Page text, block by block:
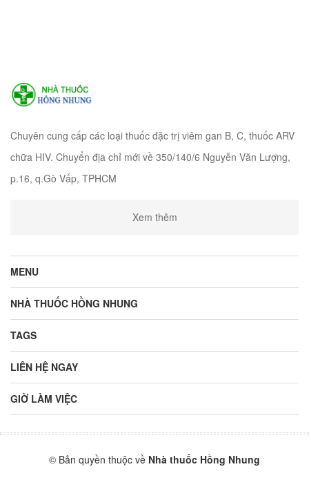
Chuyên cung cấp các loại thuốc đặc trị viêm gan B, C, thuốc ARV
chữa HIV. Chuyển địa chỉ mới về 350/140/6 Nguyễn Văn Lượng,
p.16, q.Gò Vấp, TPHCM
Xem thêm
MENU
NHÀ THUỐC HỒNG NHUNG
TAGS
LIÊN HỆ NGAY
GIỜ LÀM VIỆC
© Bản quyền thuộc về Nhà thuốc Hồng Nhung